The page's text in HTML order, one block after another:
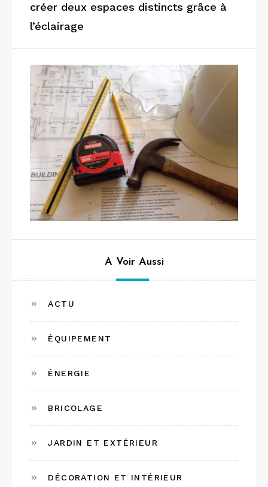
créer deux espaces distincts grâce à
l’éclairage
A Voir Aussi
ACTU
ÉQUIPEMENT
ÉNERGIE
BRICOLAGE
JARDIN ET EXTÉRIEUR
DÉCORATION ET INTÉRIEUR